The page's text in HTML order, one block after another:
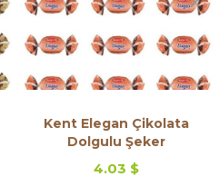
Kent Elegan Çikolata
Dolgulu Şeker
4.03 $